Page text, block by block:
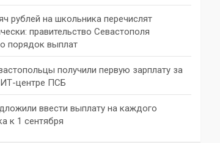
рублей на школьника перечислят
правительство Севастополя
порядок выплат
получили первую зарплату за
центре ПСБ
ввести выплату на каждого
к 1 сентября